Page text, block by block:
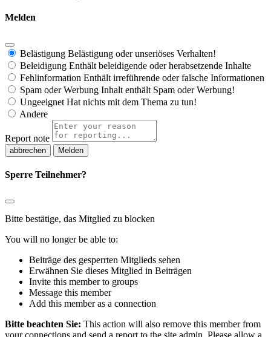
Melden
Belästigung Belästigung oder unseriöses Verhalten!
Beleidigung Enthält beleidigende oder herabsetzende Inhalte
Fehlinformation Enthält irreführende oder falsche Informationen
Spam oder Werbung Inhalt enthält Spam oder Werbung!
Ungeeignet Hat nichts mit dem Thema zu tun!
Andere
Report note
Melden
Sperre Teilnehmer?
Bitte bestätige, das Mitglied zu blocken
You will no longer be able to:
Beiträge des gesperrten Mitglieds sehen
Erwähnen Sie dieses Mitglied in Beiträgen
Invite this member to groups
Message this member
Add this member as a connection
Bitte beachten Sie: This action will also remove this member from